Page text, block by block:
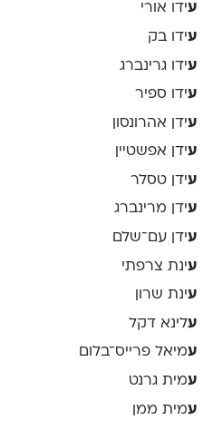
עידו אורי
עידו בק
עידו גרינברג
עידו ספיר
עידן אהרונסון
עידן אפשטיין
עידן טסלר
עידן מרינברג
עידן עם־שלם
עינת צרפתי
עינת שרון
עלינא דקל
עמיאל פרייס־בלום
עמית גרנט
עמית ממן